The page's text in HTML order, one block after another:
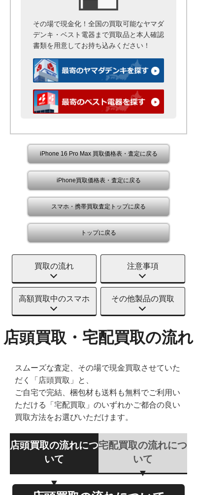
その場で現金化！全国の買取可能なヤマダ
デンキ・ベスト電器まで買取品と本人確認
書類を用意してお持ち込みください！
iPhone 16 Pro Max 買取価格表・査定に戻る
iPhone買取価格表・査定に戻る
スマホ・携帯買取査定トップに戻る
トップに戻る
買取の流れ 注意事項
高額買取中のスマホ その他製品の買取
店頭買取・宅配買取の流れ
スムーズな査定、その場で現金買取させていた
だく「店頭買取」と、
ご自宅で完結、梱包材も送料も無料でご利用い
ただける「宅配買取」のいずれかご都合の良い
買取方法をお選びいただけます。
店頭買取の流れにつ
いて
宅配買取の流れにつ
いて